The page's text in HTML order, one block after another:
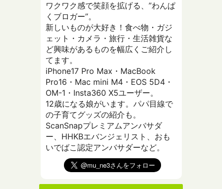
ワクワク感で笑顔を拡げる、”わんぱ
くブロガー”。
新しいものが大好き！食べ物・ガジ
ェット・カメラ・旅行・生活雑貨な
ど興味があるものを幅広くご紹介し
てます。
iPhone17 Pro Max・MacBook
Pro16・Mac mini M4・EOS 5D4・
OM-1・Insta360 X5ユーザー。
12歳になる娘がいます。パパ目線で
の子育てグッズの紹介も。
ScanSnapプレミアムアンバサダ
ー、HHKBエバンジェリスト、おも
いでばこ認定アンバサダーなど。